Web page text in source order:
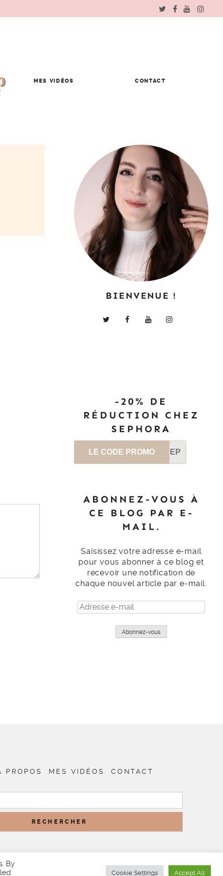
MES VIDÉOS CONTACT
BIENVENUE !
-20% DE
RÉDUCTION CHEZ
SEPHORA
LE CODE PROMO SEP
ABONNEZ-VOUS À
CE BLOG PAR E-
MAIL.
Saisissez votre adresse e-mail
pour vous abonner à ce blog et
recevoir une notification de
chaque nouvel article par e-mail.
Adresse
e-
Abonnez-vous
PROPOS MES VIDÉOS CONTACT
RECHERCHER :
By
Cookie Settings Accept All